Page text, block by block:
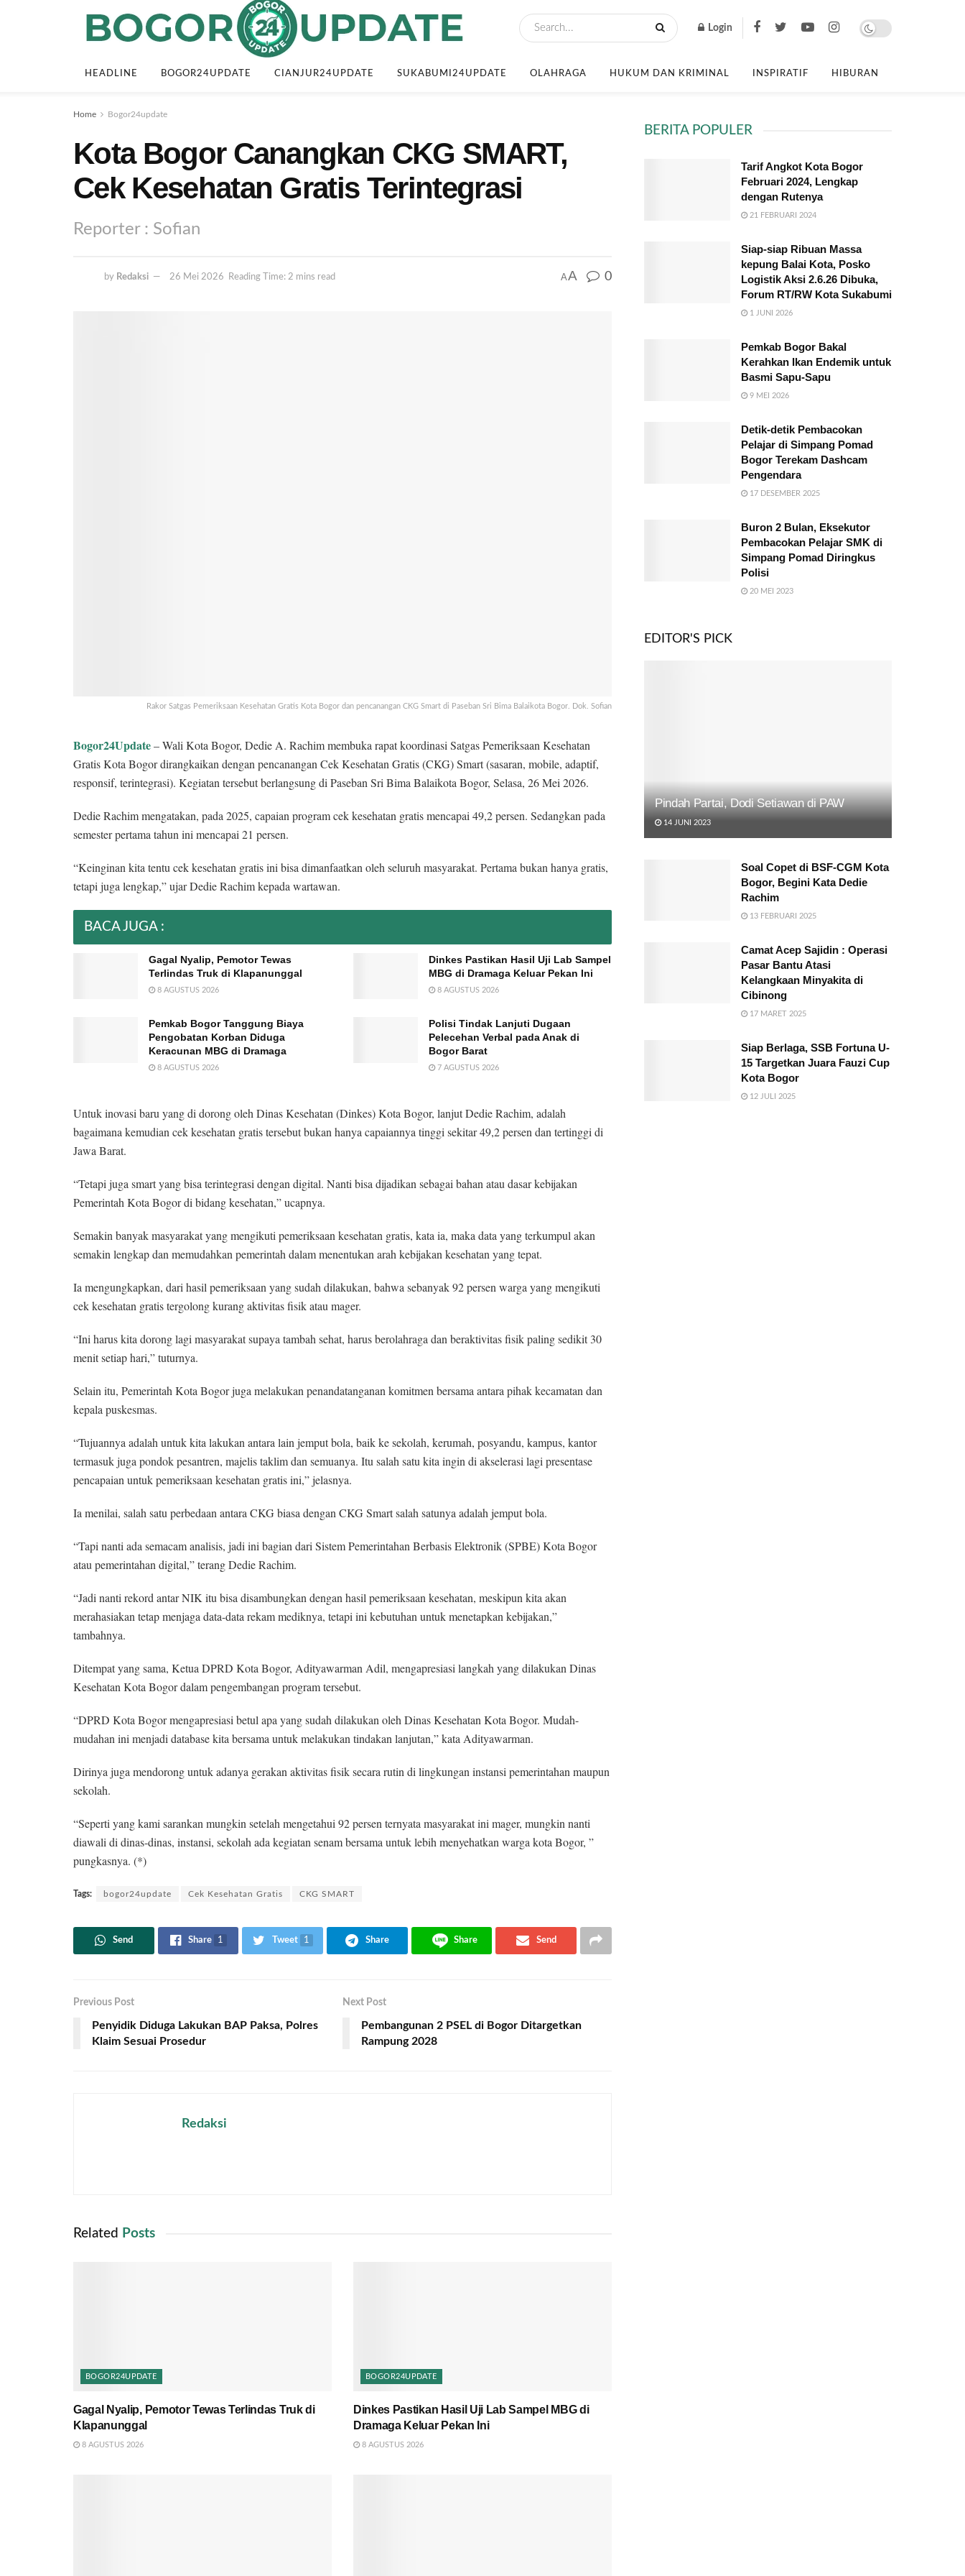
Login
HEADLINE BOGOR24UPDATE CIANJUR24UPDATE SUKABUMI24UPDATE OLAHRAGA HUKUM DAN KRIMINAL INSPIRATIF HIBURAN
Home Bogor24update
Kota Bogor Canangkan CKG SMART,
Cek Kesehatan Gratis Terintegrasi
Reporter : Sofian
by Redaksi 26 Mei 2026 Reading Time: 2 mins read AA 0
Rakor Satgas Pemeriksaan Kesehatan Gratis Kota Bogor dan pencanangan CKG Smart di Paseban Sri Bima Balaikota Bogor. Dok. Sofian
Bogor24Update– Wali Kota Bogor, Dedie A. Rachim membuka rapat koordinasi Satgas Pemeriksaan Kesehatan
Gratis Kota Bogor dirangkaikan dengan pencanangan Cek Kesehatan Gratis (CKG) Smart (sasaran, mobile, adaptif,
responsif, terintegrasi). Kegiatan tersebut berlangsung di Paseban Sri Bima Balaikota Bogor, Selasa, 26 Mei 2026.
Dedie Rachim mengatakan, pada 2025, capaian program cek kesehatan gratis mencapai 49,2 persen. Sedangkan pada
semester pertama tahun ini mencapai 21 persen.
“Keinginan kita tentu cek kesehatan gratis ini bisa dimanfaatkan oleh seluruh masyarakat. Pertama bukan hanya gratis,
tetapi juga lengkap,” ujar Dedie Rachim kepada wartawan.
BACA JUGA :
Gagal Nyalip, Pemotor Tewas
Terlindas Truk di Klapanunggal
8 AGUSTUS 2026
Dinkes Pastikan Hasil Uji Lab Sampel
MBG di Dramaga Keluar Pekan Ini
8 AGUSTUS 2026
Pemkab Bogor Tanggung Biaya
Pengobatan Korban Diduga
Keracunan MBG di Dramaga
8 AGUSTUS 2026
Polisi Tindak Lanjuti Dugaan
Pelecehan Verbal pada Anak di
Bogor Barat
7 AGUSTUS 2026
Untuk inovasi baru yang di dorong oleh Dinas Kesehatan (Dinkes) Kota Bogor, lanjut Dedie Rachim, adalah
bagaimana kemudian cek kesehatan gratis tersebut bukan hanya capaiannya tinggi sekitar 49,2 persen dan tertinggi di
Jawa Barat.
“Tetapi juga smart yang bisa terintegrasi dengan digital. Nanti bisa dijadikan sebagai bahan atau dasar kebijakan
Pemerintah Kota Bogor di bidang kesehatan,” ucapnya.
Semakin banyak masyarakat yang mengikuti pemeriksaan kesehatan gratis, kata ia, maka data yang terkumpul akan
semakin lengkap dan memudahkan pemerintah dalam menentukan arah kebijakan kesehatan yang tepat.
Ia mengungkapkan, dari hasil pemeriksaan yang sudah dilakukan, bahwa sebanyak 92 persen warga yang mengikuti
cek kesehatan gratis tergolong kurang aktivitas fisik atau mager.
“Ini harus kita dorong lagi masyarakat supaya tambah sehat, harus berolahraga dan beraktivitas fisik paling sedikit 30
menit setiap hari,” tuturnya.
Selain itu, Pemerintah Kota Bogor juga melakukan penandatanganan komitmen bersama antara pihak kecamatan dan
kepala puskesmas.
“Tujuannya adalah untuk kita lakukan antara lain jemput bola, baik ke sekolah, kerumah, posyandu, kampus, kantor
termasuk juga pondok pesantren, majelis taklim dan semuanya. Itu salah satu kita ingin di akselerasi lagi presentase
pencapaian untuk pemeriksaan kesehatan gratis ini,” jelasnya.
Ia menilai, salah satu perbedaan antara CKG biasa dengan CKG Smart salah satunya adalah jemput bola.
“Tapi nanti ada semacam analisis, jadi ini bagian dari Sistem Pemerintahan Berbasis Elektronik (SPBE) Kota Bogor
atau pemerintahan digital,” terang Dedie Rachim.
“Jadi nanti rekord antar NIK itu bisa disambungkan dengan hasil pemeriksaan kesehatan, meskipun kita akan
merahasiakan tetap menjaga data-data rekam mediknya, tetapi ini kebutuhan untuk menetapkan kebijakan,”
tambahnya.
Ditempat yang sama, Ketua DPRD Kota Bogor, Adityawarman Adil, mengapresiasi langkah yang dilakukan Dinas
Kesehatan Kota Bogor dalam pengembangan program tersebut.
“DPRD Kota Bogor mengapresiasi betul apa yang sudah dilakukan oleh Dinas Kesehatan Kota Bogor. Mudah-
mudahan ini menjadi database kita bersama untuk melakukan tindakan lanjutan,” kata Adityawarman.
Dirinya juga mendorong untuk adanya gerakan aktivitas fisik secara rutin di lingkungan instansi pemerintahan maupun
sekolah.
“Seperti yang kami sarankan mungkin setelah mengetahui 92 persen ternyata masyarakat ini mager, mungkin nanti
diawali di dinas-dinas, instansi, sekolah ada kegiatan senam bersama untuk lebih menyehatkan warga kota Bogor, ”
pungkasnya. (*)
Tags: bogor24update Cek Kesehatan Gratis CKG SMART
Send Share 1 Tweet 1 Share Share Send
Previous Post
Penyidik Diduga Lakukan BAP Paksa, Polres
Klaim Sesuai Prosedur
Next Post
Pembangunan 2 PSEL di Bogor Ditargetkan
Rampung 2028
Redaksi
Related Posts
BOGOR24UPDATE
Gagal Nyalip, Pemotor Tewas Terlindas Truk di
Klapanunggal
8 AGUSTUS 2026
BOGOR24UPDATE
Dinkes Pastikan Hasil Uji Lab Sampel MBG di
Dramaga Keluar Pekan Ini
8 AGUSTUS 2026
BERITA POPULER
Tarif Angkot Kota Bogor
Februari 2024, Lengkap
dengan Rutenya
21 FEBRUARI 2024
Siap-siap Ribuan Massa
kepung Balai Kota, Posko
Logistik Aksi 2.6.26 Dibuka,
Forum RT/RW Kota Sukabumi
1 JUNI 2026
Pemkab Bogor Bakal
Kerahkan Ikan Endemik untuk
Basmi Sapu-Sapu
9 MEI 2026
Detik-detik Pembacokan
Pelajar di Simpang Pomad
Bogor Terekam Dashcam
Pengendara
17 DESEMBER 2025
Buron 2 Bulan, Eksekutor
Pembacokan Pelajar SMK di
Simpang Pomad Diringkus
Polisi
20 MEI 2023
EDITOR'S PICK
Pindah Partai, Dodi Setiawan di PAW
14 JUNI 2023
Soal Copet di BSF-CGM Kota
Bogor, Begini Kata Dedie
Rachim
13 FEBRUARI 2025
Camat Acep Sajidin : Operasi
Pasar Bantu Atasi
Kelangkaan Minyakita di
Cibinong
17 MARET 2025
Siap Berlaga, SSB Fortuna U-
15 Targetkan Juara Fauzi Cup
Kota Bogor
12 JULI 2025